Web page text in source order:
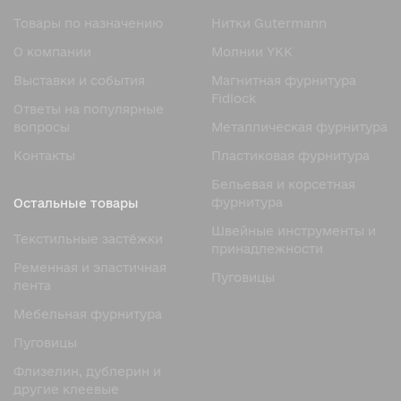
Обтяжная пряжка Jade 3 cm состоит из нескольких
долговечную конструкцию:
Основание — жёсткий каркас из металла или прочного
пластика (ABS), устойчивый к деформации и
нагрузкам;
Обтяжка — покрытие, выполненное из ткани,
другого декоративного материала;
Рамка и дужка — служат для удержания и
регулировки ремня или ленты;
квадратной, в зависимости от дизайна модели.
Отличительная особенность пряжки Jade — безупречная
вручную или на специализированном оборудовании, что
обеспечивает идеальное натяжение материала и
отсутствие складок.
Товары по назначению
О компании
Выставки и события
Ответы на популярные
вопросы
Контакты
Нитки Gutermann
Молнии YKK
Магнитная фурнитура
Fidlock
Металлическая фурнитура
Пластиковая фурнитура
Бельевая и корсетная
фурнитура
Швейные инструменты и
принадлежности
Пуговицы
Остальные товары
Текстильные застёжки
Ременная и эластичная
лента
Мебельная фурнитура
Пуговицы
Флизелин, дублерин и
другие клеевые